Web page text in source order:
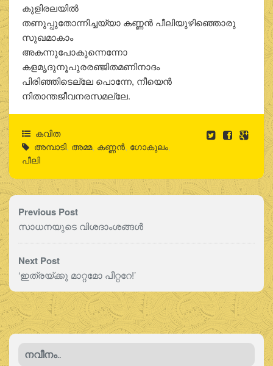
കുളിരലയില്‍
തണുപ്പുതോന്നിച്ചയ്യാ കണ്ണന്‍ പീലിയുഴിഞ്ഞൊരു
സുഖമാകാം
അകന്നുപോകുന്നെന്നോ
കളമൃദുനൂപുരരഞ്ജിതമണിനാദം
പിരിഞ്ഞിടെല്ലേ പൊന്നേ, നീയെന്‍
നിതാന്തജീവനരസമല്ലേ.
കവിത
അമ്പാടി, അമ്മ, കണ്ണന്‍, ഗോകുലം,
പീലി
Previous Post
സാധനയുടെ വിശദാംശങ്ങൾ
Next Post
‘ഇത്രയ്ക്കു മാറ്റമോ പീറ്ററേ!’
നവീനം..